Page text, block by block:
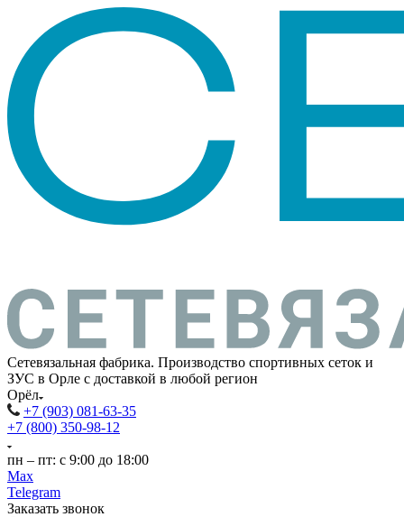
Сетевязальная фабрика. Производство спортивных сеток и
ЗУС в Орле с доставкой в любой регион
Орёл
+7 (903) 081-63-35
+7 (800) 350-98-12
пн – пт: с 9:00 до 18:00
Max
Telegram
Заказать звонок